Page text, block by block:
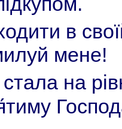
в
мене!
на